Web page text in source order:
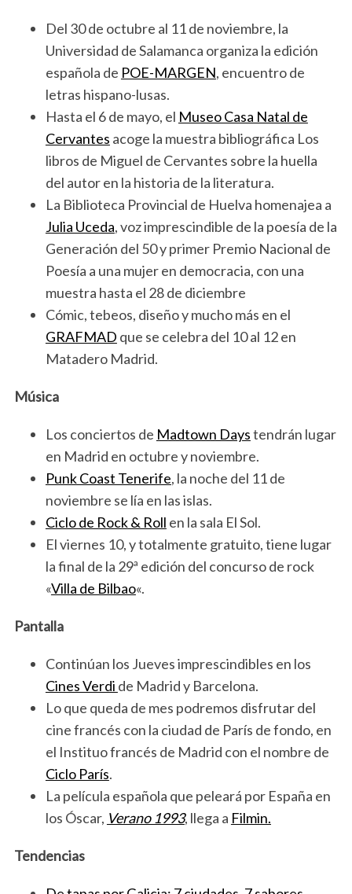
Del 30 de octubre al 11 de noviembre, la
Universidad de Salamanca organiza la edición
española de POE-MARGEN, encuentro de
letras hispano-lusas.
Hasta el 6 de mayo, el Museo Casa Natal de
Cervantes acoge la muestra bibliográfica Los
libros de Miguel de Cervantes sobre la huella
del autor en la historia de la literatura.
La Biblioteca Provincial de Huelva homenajea a
Julia Uceda, voz imprescindible de la poesía de la
Generación del 50 y primer Premio Nacional de
Poesía a una mujer en democracia, con una
muestra hasta el 28 de diciembre
Cómic, tebeos, diseño y mucho más en el
GRAFMAD que se celebra del 10 al 12 en
Matadero Madrid.
Música
Los conciertos de Madtown Daystendrán lugar
en Madrid en octubre y noviembre.
Punk Coast Tenerife, la noche del 11 de
noviembre se lía en las islas.
Ciclo de Rock & Roll en la sala El Sol.
El viernes 10, y totalmente gratuito, tiene lugar
la final de la 29ª edición del concurso de rock
«Villa de Bilbao«.
Pantalla
Continúan los Jueves imprescindibles en los
Cines Verdi de Madrid y Barcelona.
Lo que queda de mes podremos disfrutar del
cine francés con la ciudad de París de fondo, en
el Instituo francés de Madrid con el nombre de
Ciclo París.
La película española que peleará por España en
los Óscar, Verano 1993, llega a Filmin.
Tendencias
e
r
h
f
o
: